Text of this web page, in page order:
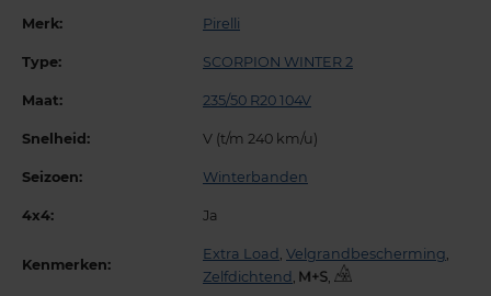
Merk: Pirelli
Type: SCORPION WINTER 2
Maat: 235/50 R20 104V
Snelheid: V (t/m 240 km/u)
Seizoen: Winterbanden
4x4: Ja
Kenmerken:
Extra Load Velgrandbescherming
Zelfdichtend
,